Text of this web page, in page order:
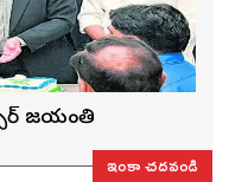
జయంతి
ఇంకా చదవండి